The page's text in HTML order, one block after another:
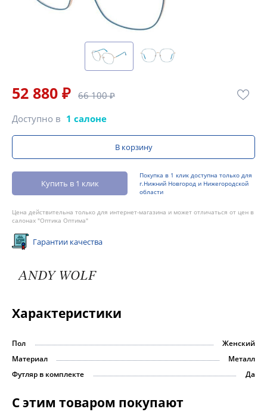
52 880 ₽ 66 100 ₽
Доступно в 1 салоне
В корзину
Купить в 1 клик
Покупка в 1 клик доступна только для
г.Нижний Новгород и Нижегородской
области
Цена действительна только для интернет-магазина и может отличаться от цен в
салонах "Оптика Оптима"
Гарантии качества
Характеристики
Пол
Женский
Материал
Металл
Футляр в комплекте
Да
С этим товаром покупают